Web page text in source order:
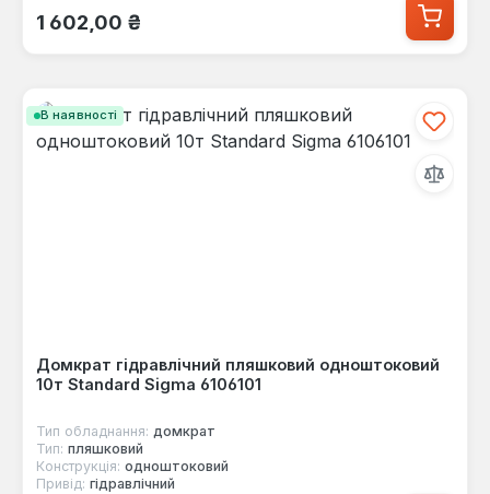
Звичайна ціна:
1 602,00 ₴
В наявності
Домкрат гідравлічний пляшковий одноштоковий
10т Standard Sigma 6106101
Тип обладнання: домкрат
Тип: пляшковий
Конструкція: одноштоковий
Привід: гідравлічний